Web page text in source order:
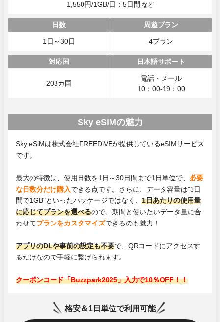
1,550円/1GB/日：5日間 など
日数 周遊プラン
1日～30日 4プラン
対応国 日本語サポート
203カ国
電話・メール
10：00-19：00
Sky eSiMの魅力
Sky eSiMは株式会社FREEDiVEが提供しているeSIMサービス
です。
最大の特徴は、使用日数を1日～30日間まで1日単位で、 必要
な日数分だけ購入できる点です。さらに、データ容量は"3日
間で1GB"といったパッケージではなく、 1日あたりの使用量
に応じてプランを選べるので、期間と使いたいデータ量に合
わせてプランをカスタマイズできるのも魅力！
アプリのDLや事前の設定も不要で、QRコードにアクセスす
るだけなので手軽に繋げられます。
クーポンコード「Buzzpark2025」入力で10％OFF！！
格安＆1日単位で利用可能